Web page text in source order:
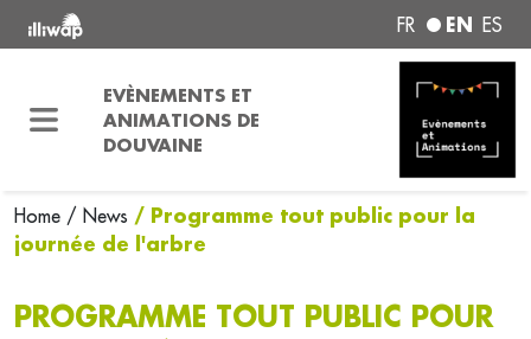
FR EN ES
EVÈNEMENTS ET
ANIMATIONS DE
DOUVAINE
Home / News / Programme tout public pour la
journée de l'arbre
PROGRAMME TOUT PUBLIC POUR